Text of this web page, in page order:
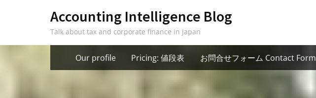
Accounting Intelligence Blog
Talk about tax and corporate finance in Japan
Our profile Pricing: 値段表 お問合せフォーム Contact Form